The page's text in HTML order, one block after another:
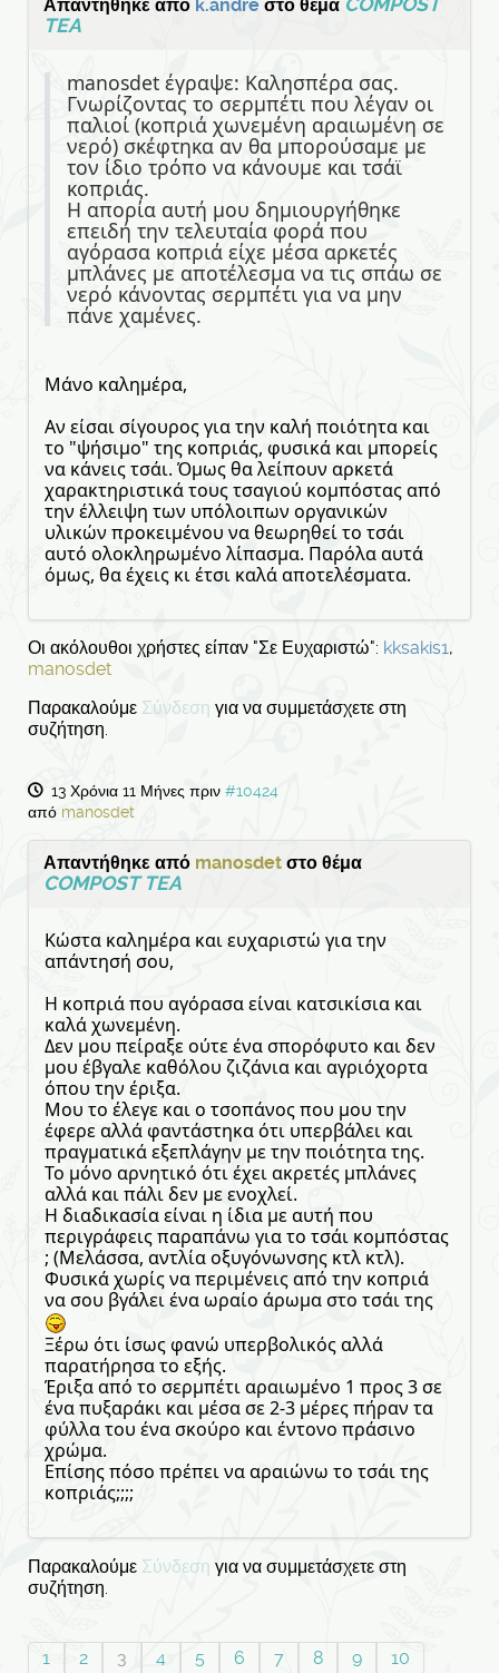
Απαντήθηκε από k.andre στο θέμα
TEA
manosdet έγραψε: Καλησπέρα σας.
Γνωρίζοντας το σερμπέτι που λέγαν οι
παλιοί (κοπριά χωνεμένη αραιωμένη σε
νερό) σκέφτηκα αν θα μπορούσαμε με
τον ίδιο τρόπο να κάνουμε και τσάϊ
κοπριάς.
Η απορία αυτή μου δημιουργήθηκε
επειδή την τελευταία φορά που
αγόρασα κοπριά είχε μέσα αρκετές
μπλάνες με αποτέλεσμα να τις σπάω σε
νερό κάνοντας σερμπέτι για να μην
πάνε χαμένες.
Μάνο καλημέρα,
Αν είσαι σίγουρος για την καλή ποιότητα και
το "ψήσιμο" της κοπριάς, φυσικά και μπορείς
να κάνεις τσάι. Όμως θα λείπουν αρκετά
χαρακτηριστικά τους τσαγιού κομπόστας από
την έλλειψη των υπόλοιπων οργανικών
υλικών προκειμένου να θεωρηθεί το τσάι
αυτό ολοκληρωμένο λίπασμα. Παρόλα αυτά
όμως, θα έχεις κι έτσι καλά αποτελέσματα.
Οι ακόλουθοι χρήστες είπαν "Σε Ευχαριστώ": kksakis1,
manosdet
Παρακαλούμε Σύνδεση για να συμμετάσχετε στη
συζήτηση.
13 Χρόνια 11 Μήνες πριν #10424
από manosdet
Απαντήθηκε από manosdet στο θέμα
COMPOST TEA
Κώστα καλημέρα και ευχαριστώ για την
απάντησή σου,
Η κοπριά που αγόρασα είναι κατσικίσια και
καλά χωνεμένη.
Δεν μου πείραξε ούτε ένα σπορόφυτο και δεν
μου έβγαλε καθόλου ζιζάνια και αγριόχορτα
όπου την έριξα.
Μου το έλεγε και ο τσοπάνος που μου την
έφερε αλλά φαντάστηκα ότι υπερβάλει και
πραγματικά εξεπλάγην με την ποιότητα της.
Το μόνο αρνητικό ότι έχει ακρετές μπλάνες
αλλά και πάλι δεν με ενοχλεί.
Η διαδικασία είναι η ίδια με αυτή που
περιγράφεις παραπάνω για το τσάι κομπόστας
; (Μελάσσα, αντλία οξυγόνωνσης κτλ κτλ).
Φυσικά χωρίς να περιμένεις από την κοπριά
να σου βγάλει ένα ωραίο άρωμα στο τσάι της
Ξέρω ότι ίσως φανώ υπερβολικός αλλά
παρατήρησα το εξής.
Έριξα από το σερμπέτι αραιωμένο 1 προς 3 σε
ένα πυξαράκι και μέσα σε 2-3 μέρες πήραν τα
φύλλα του ένα σκούρο και έντονο πράσινο
χρώμα.
Επίσης πόσο πρέπει να αραιώνω το τσάι της
κοπριάς;;;;
Παρακαλούμε Σύνδεση για να συμμετάσχετε στη
συζήτηση.
1 2 3 4 5 6 7 8 9 10